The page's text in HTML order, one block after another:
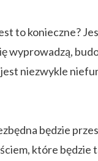
to konieczne?
wyprowadzą,
niezwykle
będzie
które